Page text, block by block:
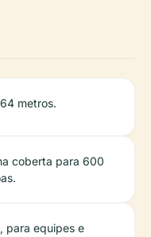
metros.
coberta para 600
para equipes e